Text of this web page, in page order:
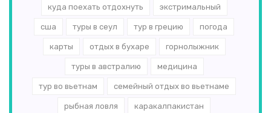
куда поехать отдохнуть экстримальный
сша туры в сеул тур в грецию погода
карты отдых в бухаре горнолыжник
туры в австралию медицина
тур во вьетнам семейный отдых во вьетнаме
рыбная ловля каракалпакистан